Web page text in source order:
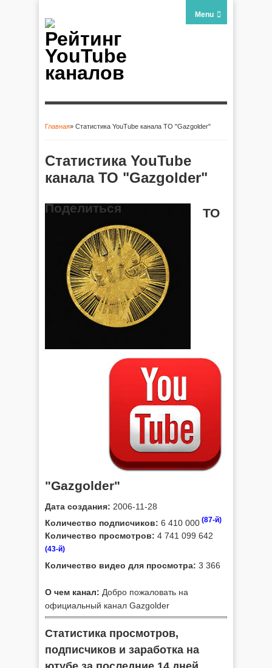
Рейтинг
YouTube
каналов
Menu
Главная» Статистика YouTube канала ТО "Gazgolder"
Статистика YouTube
канала ТО "Gazgolder"
Поделиться ТО
"Gazgolder"
Дата создания: 2006-11-28
Количество подписчиков: 6 410 000 (87-й)
Количество просмотров: 4 741 099 642
(43-й)
Количество видео для просмотра: 3 366
О чем канал: Добро пожаловать на
официальный канал Gazgolder
Статистика просмотров,
подписчиков и заработка на